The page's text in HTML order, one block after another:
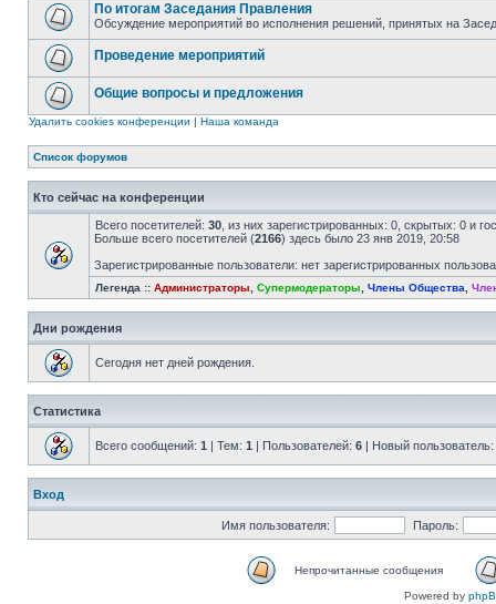
По итогам Заседания Правления
Обсуждение мероприятий во исполнения решений, принятых на
Проведение мероприятий
Общие вопросы и предложения
Удалить cookies конференции | Наша команда
Список форумов
Кто сейчас на конференции
Всего посетителей: 30 , из них зарегистрированных: 0, скрытых: 0 и
Больше всего посетителей (2166) здесь было 23 янв 2019, 20:58
Зарегистрированные пользователи: нет зарегистрированных
Легенда :: Администраторы Супермодераторы Члены Общества
Дни рождения
Сегодня нет дней рождения.
Статистика
Всего сообщений: 1 | Тем: 1 | Пользователей: 6 | Новый пользователь:
Вход
Имя пользователя: Пароль:
Непрочитанные сообщения
Powered by